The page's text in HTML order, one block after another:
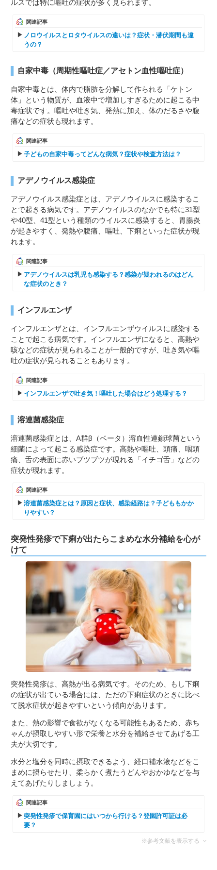
ルスでは特に嘔吐の症状が多く見られます。
関連記事
ノロウイルスとロタウイルスの違いは？症状・潜伏期間も違
うの？
自家中毒（周期性嘔吐症／アセトン血性嘔吐症）
自家中毒とは、体内で脂肪を分解して作られる「ケトン
体」という物質が、血液中で増加しすぎるために起こる中
毒症状です。嘔吐や吐き気、発熱に加え、体のだるさや腹
痛などの症状も現れます。
関連記事
子どもの自家中毒ってどんな病気？症状や検査方法は？
アデノウイルス感染症
アデノウイルス感染症とは、アデノウイルスに感染するこ
とで起きる病気です。アデノウイルスのなかでも特に31型
や40型、41型という種類のウイルスに感染すると、胃腸炎
が起きやすく、発熱や腹痛、嘔吐、下痢といった症状が現
れます。
関連記事
アデノウイルスは乳児も感染する？感染が疑われるのはどん
な症状のとき？
インフルエンザ
インフルエンザとは、インフルエンザウイルスに感染する
ことで起こる病気です。インフルエンザになると、高熱や
咳などの症状が見られることが一般的ですが、吐き気や嘔
吐の症状が見られることもあります。
関連記事
インフルエンザで吐き気！嘔吐した場合はどう処理する？
溶連菌感染症
溶連菌感染症とは、A群β（ベータ）溶血性連鎖球菌という
細菌によって起こる感染症です。高熱や嘔吐、頭痛、咽頭
痛、舌の表面に赤いブツブツが現れる「イチゴ舌」などの
症状が現れます。
関連記事
溶連菌感染症とは？原因と症状、感染経路は？子どももかか
りやすい？
突発性発疹で下痢が出たらこまめな水分補給を心が
けて
突発性発疹は、高熱が出る病気です。そのため、もし下痢
の症状が出ている場合には、ただの下痢症状のときに比べ
て脱水症状が起きやすいという傾向があります。
また、熱の影響で食欲がなくなる可能性もあるため、赤ち
ゃんが摂取しやすい形で栄養と水分を補給させてあげる工
夫が大切です。
水分と塩分を同時に摂取できるよう、経口補水液などをこ
まめに摂らせたり、柔らかく煮たうどんやおかゆなどを与
えてあげたりしましょう。
関連記事
突発性発疹で保育園にはいつから行ける？登園許可証は必
要？
※参考文献を表示する